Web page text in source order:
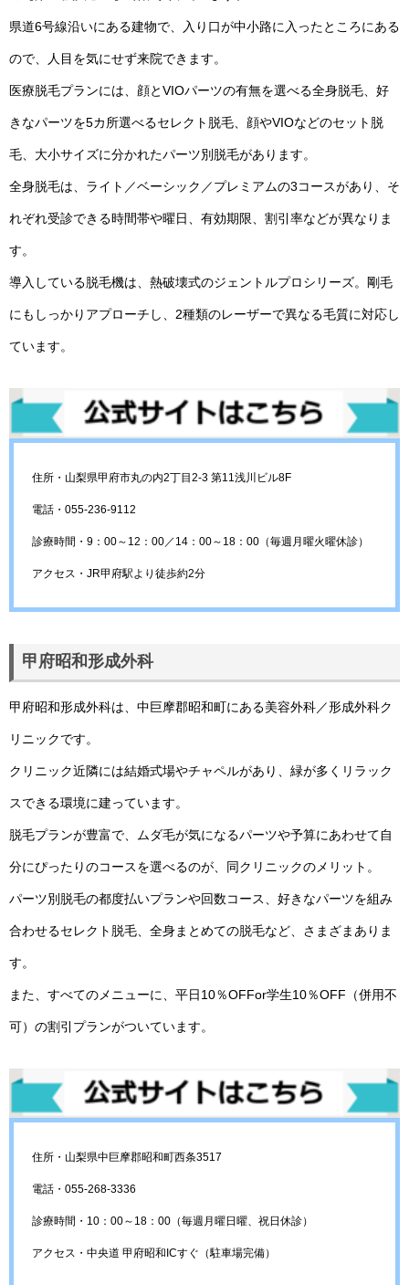
県道6号線沿いにある建物で、入り口が中小路に入ったところにある
ので、人目を気にせず来院できます。
医療脱毛プランには、顔とVIOパーツの有無を選べる全身脱毛、好
きなパーツを5カ所選べるセレクト脱毛、顔やVIOなどのセット脱
毛、大小サイズに分かれたパーツ別脱毛があります。
全身脱毛は、ライト／ベーシック／プレミアムの3コースがあり、そ
れぞれ受診できる時間帯や曜日、有効期限、割引率などが異なりま
す。
導入している脱毛機は、熱破壊式のジェントルプロシリーズ。剛毛
にもしっかりアプローチし、2種類のレーザーで異なる毛質に対応し
ています。
住所・山梨県甲府市丸の内2丁目2-3 第11浅川ビル8F
電話・055-236-9112
診療時間・9：00～12：00／14：00～18：00（毎週月曜火曜休診）
アクセス・JR甲府駅より徒歩約2分
甲府昭和形成外科
甲府昭和形成外科は、中巨摩郡昭和町にある美容外科／形成外科ク
リニックです。
クリニック近隣には結婚式場やチャペルがあり、緑が多くリラック
スできる環境に建っています。
脱毛プランが豊富で、ムダ毛が気になるパーツや予算にあわせて自
分にぴったりのコースを選べるのが、同クリニックのメリット。
パーツ別脱毛の都度払いプランや回数コース、好きなパーツを組み
合わせるセレクト脱毛、全身まとめての脱毛など、さまざまありま
す。
また、すべてのメニューに、平日10％OFFor学生10％OFF（併用不
可）の割引プランがついています。
住所・山梨県中巨摩郡昭和町西条3517
電話・055-268-3336
診療時間・10：00～18：00（毎週月曜日曜、祝日休診）
アクセス・中央道 甲府昭和ICすぐ（駐車場完備）